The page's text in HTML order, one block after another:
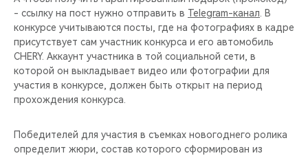
- ссылку на пост нужно отправить в Telegram-канал . В
конкурсе учитываются посты, где на фотографиях в кадре
присутствует сам участник конкурса и его автомобиль
CHERY. Аккаунт участника в той социальной сети, в
которой он выкладывает видео или фотографии для
участия в конкурсе, должен быть открыт на период
прохождения конкурса.
Победителей для участия в съемках новогоднего ролика
определит жюри, состав которого сформирован из